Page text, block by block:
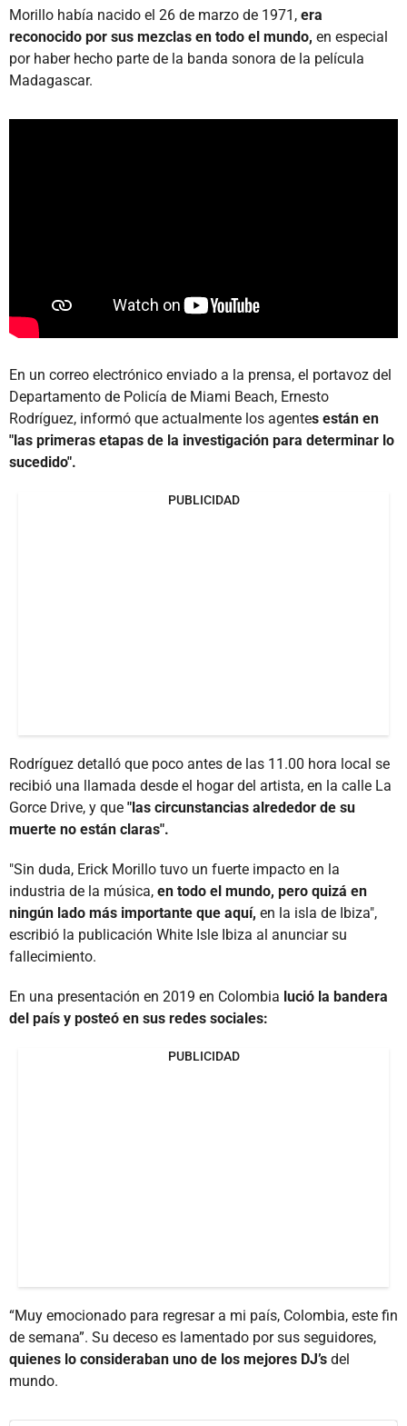
Morillo había nacido el 26 de marzo de 1971, era
reconocido por sus mezclas en todo el mundo, en especial
por haber hecho parte de la banda sonora de la película
Madagascar.
En un correo electrónico enviado a la prensa, el portavoz del
Departamento de Policía de Miami Beach, Ernesto
Rodríguez, informó que actualmente los agentes están en
"las primeras etapas de la investigación para determinar lo
sucedido".
PUBLICIDAD
Rodríguez detalló que poco antes de las 11.00 hora local se
recibió una llamada desde el hogar del artista, en la calle La
Gorce Drive, y que "las circunstancias alrededor de su
muerte no están claras".
"Sin duda, Erick Morillo tuvo un fuerte impacto en la
industria de la música, en todo el mundo, pero quizá en
ningún lado más importante que aquí, en la isla de Ibiza",
escribió la publicación White Isle Ibiza al anunciar su
fallecimiento.
En una presentación en 2019 en Colombia lució la bandera
del país y posteó en sus redes sociales:
PUBLICIDAD
“Muy emocionado para regresar a mi país, Colombia, este fin
de semana”. Su deceso es lamentado por sus seguidores,
quienes lo consideraban uno de los mejores DJ’s del
mundo.